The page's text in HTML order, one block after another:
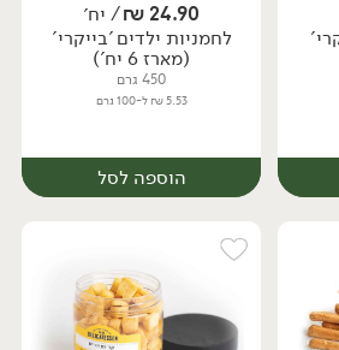
יח׳
24.90
₪/ יח׳
לחמניות ילדים 'בייקרי'
(מארז 6 יח')
450 גרם
5.53 ₪ ל-100 גרם
הוספה לסל